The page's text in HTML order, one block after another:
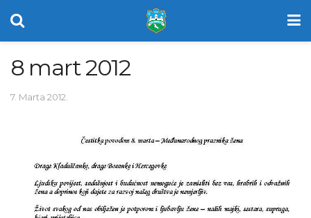
8 mart 2012
7. Marta 2012.